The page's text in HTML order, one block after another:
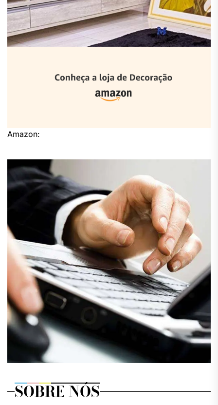
Amazon:
SOBRE NÓS